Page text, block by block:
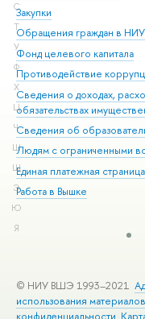
С
Т
У
Ф
Х
Ц
Ч
Ш
Щ
Э
Ю
Я
Закупки
Обращения граждан в
Фонд целевого капитала
Противодействие
Сведения о доходах,
обязательствах
Сведения об
Людям с ограниченными
Единая платежная страница
Работа в Вышке
© НИУ ВШЭ 1993–2021
использования материалов
конфиденциальности